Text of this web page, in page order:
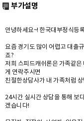
부가설명
안녕하세요~! 한국대부정식등
요즘 경기도 많이 어렵고 대출
죠?
저희 스피드캐쉬론은 가족같
게 연락주시면
친절한상담사가 내 가족처럼
24시간 실시간 상담을 통해 보
겠습니다!